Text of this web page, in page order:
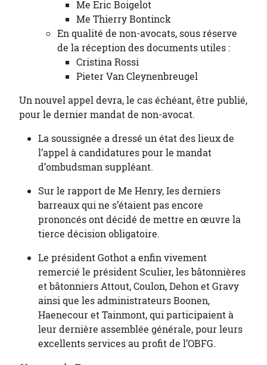
Me Eric Boigelot
Me Thierry Bontinck
En qualité de non-avocats, sous réserve
de la réception des documents utiles :
Cristina Rossi
Pieter Van Cleynenbreugel
Un nouvel appel devra, le cas échéant, être publié,
pour le dernier mandat de non-avocat.
La soussignée a dressé un état des lieux de
l’appel à candidatures pour le mandat
d’ombudsman suppléant.
Sur le rapport de Me Henry, Ies derniers
barreaux qui ne s’étaient pas encore
prononcés ont décidé de mettre en œuvre la
tierce décision obligatoire.
Le président Gothot a enfin vivement
remercié le président Sculier, les bâtonnières
et bâtonniers Attout, Coulon, Dehon et Gravy
ainsi que les administrateurs Boonen,
Haenecour et Tainmont, qui participaient à
leur dernière assemblée générale, pour leurs
excellents services au profit de l’OBFG.